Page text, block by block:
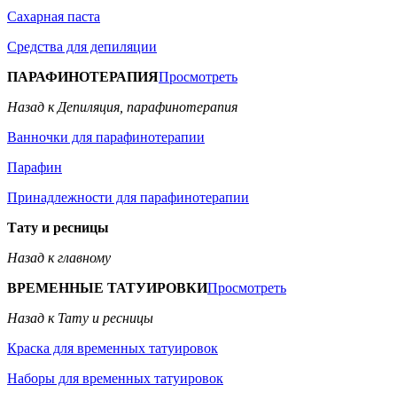
Сахарная паста
Средства для депиляции
ПАРАФИНОТЕРАПИЯПросмотреть
Назад к Депиляция, парафинотерапия
Ванночки для парафинотерапии
Парафин
Принадлежности для парафинотерапии
Тату и ресницы
Назад к главному
ВРЕМЕННЫЕ ТАТУИРОВКИПросмотреть
Назад к Тату и ресницы
Краска для временных татуировок
Наборы для временных татуировок